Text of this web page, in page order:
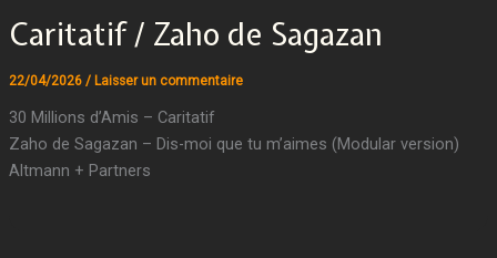
Caritatif / Zaho de Sagazan
22/04/2026 / Laisser un commentaire
30 Millions d’Amis – Caritatif
Zaho de Sagazan – Dis-moi que tu m’aimes (Modular version)
Altmann + Partners